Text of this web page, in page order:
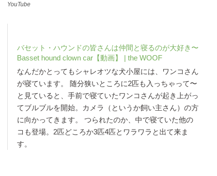
YouTube
バセット・ハウンドの皆さんは仲間と寝るのが大好き〜
Basset hound clown car【動画】 | the WOOF
なんだかとってもシャレオツな犬小屋には、ワンコさん
が寝ています。 随分狭いところに2匹も入っちゃって〜
と見ていると、手前で寝ていたワンコさんが起き上がっ
てブルブルを開始。カメラ（というか飼い主さん）の方
に向かってきます。 つられたのか、中で寝ていた他の
コも登場。2匹どころか3匹4匹とワラワラと出て来ま
す。